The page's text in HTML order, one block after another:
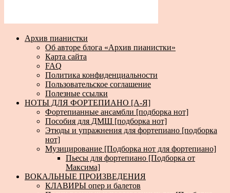
Архив пианистки
Об авторе блога «Архив пианистки»
Карта сайта
FAQ
Политика конфиденциальности
Пользовательское соглашение
Полезные ссылки
НОТЫ ДЛЯ ФОРТЕПИАНО [А-Я]
Фортепианные ансамбли [подборка нот]
Пособия для ДМШ [подборка нот]
Этюды и упражнения для фортепиано [подборка
нот]
Музицирование [Подборка нот для фортепиано]
Пьесы для фортепиано [Подборка от
Максима]
ВОКАЛЬНЫЕ ПРОИЗВЕДЕНИЯ
КЛАВИРЫ опер и балетов